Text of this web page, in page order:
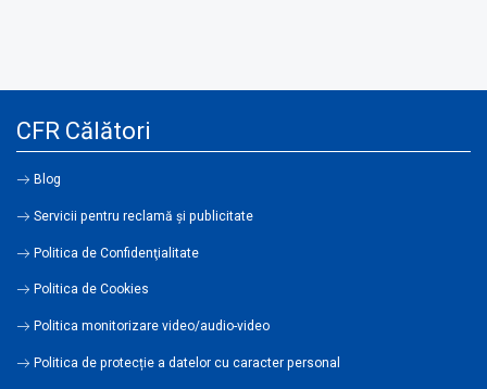
CFR Călători
Blog
Servicii pentru reclamă și publicitate
Politica de Confidenţialitate
Politica de Cookies
Politica monitorizare video/audio-video
Politica de protecție a datelor cu caracter personal